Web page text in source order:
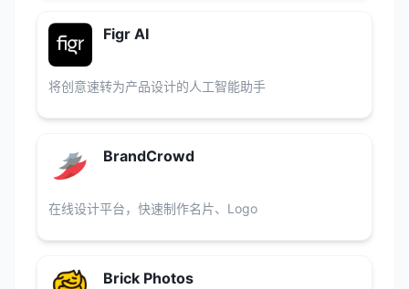
Figr AI
将创意速转为产品设计的人工智能助手
BrandCrowd
在线设计平台，快速制作名片、Logo
Brick Photos